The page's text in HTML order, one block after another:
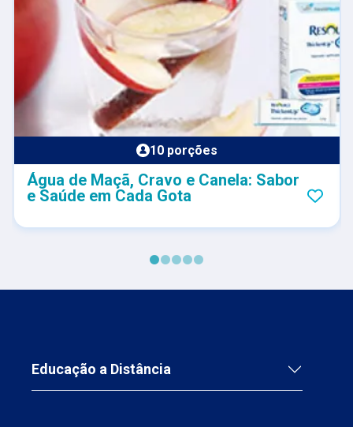
10 porções
Água de Maçã, Cravo e Canela: Sabor
e Saúde em Cada Gota
Educação a Distância